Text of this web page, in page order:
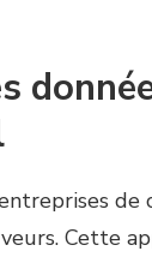
Cette